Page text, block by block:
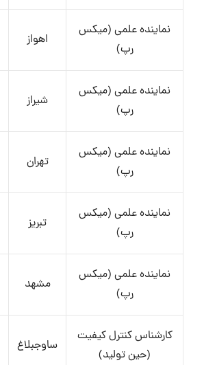
نماینده علمی (میکس
رپ)
اهواز
نماینده علمی (میکس
رپ)
شیراز
نماینده علمی (میکس
رپ)
تهران
نماینده علمی (میکس
رپ)
تبریز
نماینده علمی (میکس
رپ)
مشهد
کارشناس کنترل کیفیت
(حین تولید)
ساوجبلاغ